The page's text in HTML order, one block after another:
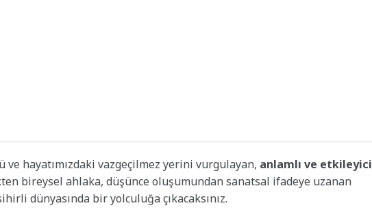
hayatımızdaki vazgeçilmez yerini vurgulayan, anlamlı ve etkileyici
bireysel ahlaka, düşünce oluşumundan sanatsal ifadeye uzanan
dünyasında bir yolculuğa çıkacaksınız.